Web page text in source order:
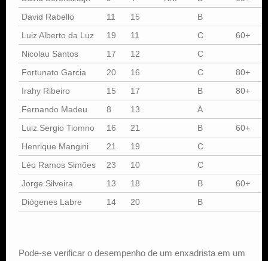
David Rabello
11 15
B
Luiz Alberto da Luz
19 11 C
60+
Nicolau Santos
17 12
C
Fortunato Garcia
20 16 C
80+
Irahy Ribeiro
15 17 B
80+
Fernando Madeu
8 13
A
Luiz Sergio Tiomno
16 21 B
60+
Henrique Mangini
21 19
C
Léo Ramos Simões
23 10
C
Jorge Silveira
13 18 B
60+
Diógenes Labre
14 20 B
Pode-se verificar o desempenho de um enxadrista em um